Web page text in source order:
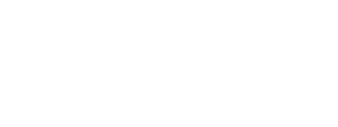
お願いしま
ご登録され
共同利用者
い年数を意
知します。
り引きをい
ロン制御